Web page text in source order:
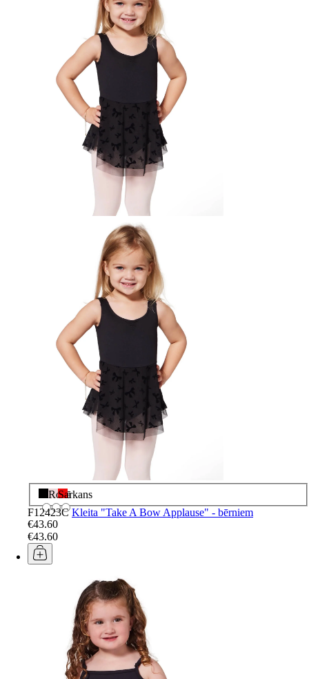
Melns
RozāSarkans
F12423C Kleita "Take A Bow Applause" - bērniem
€43.60
€43.60